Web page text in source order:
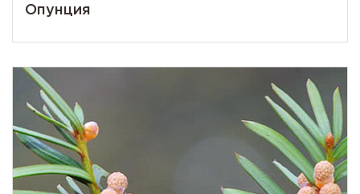
Опунция